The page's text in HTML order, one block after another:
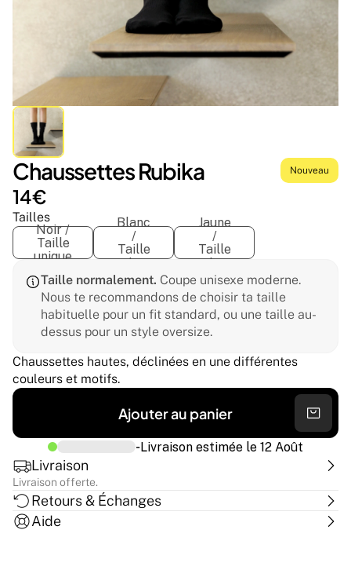
Chaussettes Rubika
14€
Nouveau
Tailles
Noir /
Taille
unique
Blanc
/
Taille
unique
Jaune
/
Taille
unique
Taille normalement. Coupe unisexe moderne.
Nous te recommandons de choisir ta taille
habituelle pour un fit standard, ou une taille au-
dessus pour un style oversize.
Chaussettes hautes, déclinées en une différentes
couleurs et motifs.
Ajouter au panier
-Livraison estimée le 12 Août
Livraison
Livraison offerte.
Retours & Échanges
Aide